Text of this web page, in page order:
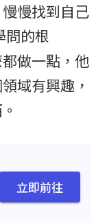
慢找到自己
問的根
做一點，他
域有興趣，
立即前往